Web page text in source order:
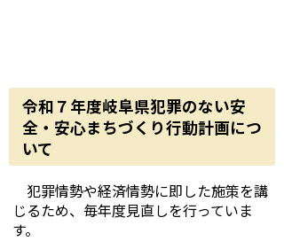
令和７年度岐阜県犯罪のない安
全・安心まちづくり行動計画につ
いて
犯罪情勢や経済情勢に即した施策を講
じるため、毎年度見直しを行っていま
す。